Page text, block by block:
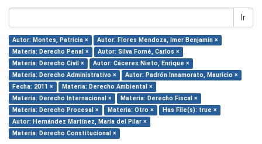
Ir
Autor: Montes, Patricia ×
Autor: Flores Mendoza, Imer Benjamín ×
Materia: Derecho Penal ×
Autor: Silva Forné, Carlos ×
Materia: Derecho Civil ×
Autor: Cáceres Nieto, Enrique ×
Materia: Derecho Administrativo ×
Autor: Padrón Innamorato, Mauricio ×
Fecha: 2011 ×
Materia: Derecho Ambiental ×
Materia: Derecho Internacional ×
Materia: Derecho Fiscal ×
Materia: Derecho Procesal ×
Materia: Otro ×
Has File(s): true ×
Autor: Hernández Martínez, María del Pilar ×
Materia: Derecho Constitucional ×